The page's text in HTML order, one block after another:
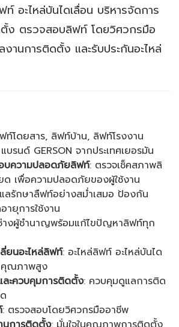
ท์ อะไหล่บันไดเลื่อน บริหารจัดการ
ง ตรวจสอบลิฟท์ โดยวิศวกรมือ
านการติดตั้ง และรับประกันอะไหล่
ท์โดยสาร, ลิฟท์บ้าน, ลิฟท์โรงงาน
บรนด์ GERSON จากประเทศเยอรมัน
บความปลอดภัยลิฟท์: ตรวจเช็คสภาพลิ
ด เพื่อความปลอดภัยของผู้ใช้งาน
ลรักษาลืฟท์อย่างสม่ำเสมอ ป้องกัน
ยุการใช้งาน
างผู้ชำนาญพร้อมแก้ไขปัญหาลิฟท์ทุก
ยนอะไหล่ลิฟท์: อะไหล่ลิฟท์ อะไหล่บันได
คุณภาพสูง
ละควบคุมการติดตั้ง: ควบคุมดูแลการติด
: ตรวจสอบโดยวิศวกรมืออาชีพ